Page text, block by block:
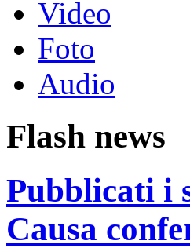
Video
Foto
Audio
Flash news
Pubblicati i
Causa